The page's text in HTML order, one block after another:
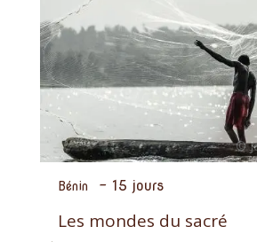
Bénin - 15 jours
Les mondes du sacré